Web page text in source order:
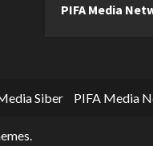
PIFA Media
Siber PIFA Media